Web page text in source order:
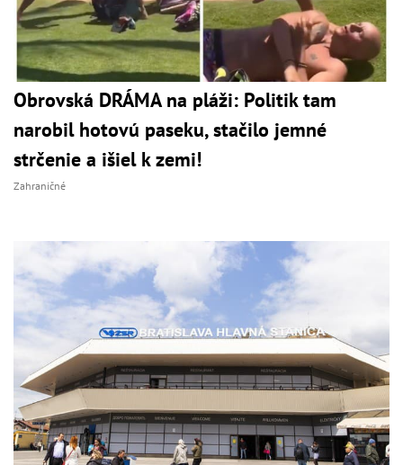
Obrovská DRÁMA na pláži: Politik tam
narobil hotovú paseku, stačilo jemné
strčenie a išiel k zemi!
Zahraničné